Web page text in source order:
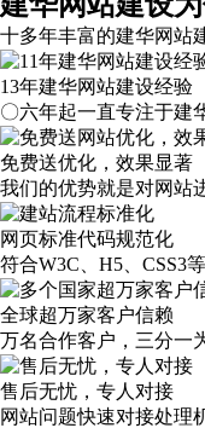
十多年丰富的建华网站
13年建华网站建设经验
〇六年起一直专注于建
免费送优化，效果显著
我们的优势就是对网站
网页标准代码规范化
符合W3C、H5、CSS3
全球超万家客户信赖
万名合作客户，三分一
售后无忧，专人对接
网站问题快速对接处理